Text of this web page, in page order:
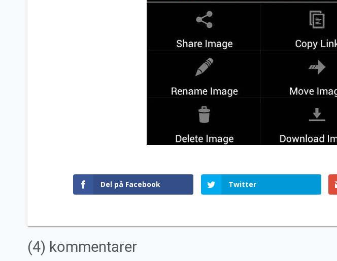
Del på Facebook Twitter
(4) kommentarer